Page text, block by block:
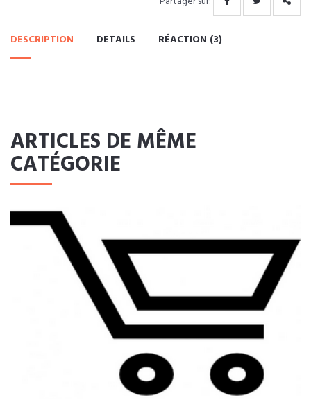
DESCRIPTION DETAILS RÉACTION (3)
ARTICLES DE MÊME
CATÉGORIE